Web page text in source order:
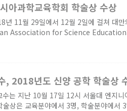
아과학교육학회 학술상 수상
년 11월 29일에서 12월 2일에 걸쳐 대
Association for Science
, 2018년도 신양 공학 학술상
는 지난 10월 17일 12시 서울대 엔지
상은 교육분야에서 3명, 학술분야에서